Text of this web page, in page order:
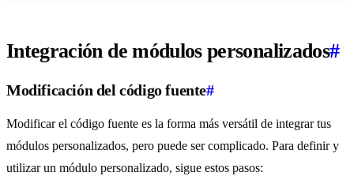
Integración de módulos personalizados#
Modificación del código fuente#
Modificar el código fuente es la forma más versátil de integrar tus
módulos personalizados, pero puede ser complicado. Para definir y
utilizar un módulo personalizado, sigue estos pasos: